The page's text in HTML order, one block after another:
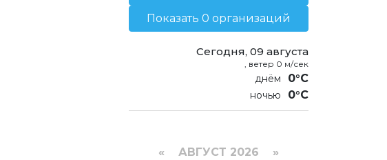
Показать 0 организаций
Сегодня, 09 августа
, ветер 0 м/сек
0°C
0°C
« АВГУСТ 2026 »